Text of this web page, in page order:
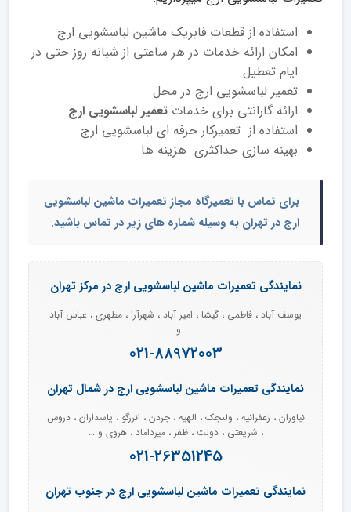
استفاده از قطعات فابریک ماشین لباسشویی ارج
امکان ارائه خدمات در هر ساعتی از شبانه روز حتی در
ایام تعطیل
تعمیر لباسشویی ارج در محل
ارائه گارانتی برای خدمات تعمیر لباسشویی ارج
استفاده از تعمیرکار حرفه ای لباسشویی ارج
بهینه ‌سازی حداکثری هزینه ها
برای تماس با تعمیرگاه مجاز تعمیرات ماشین لباسشویی
ارج در تهران به وسیله شماره های زیر در تماس باشید.
نمایندگی تعمیرات ماشین لباسشویی ارج در مرکز تهران
یوسف آباد ، فاطمی ، گیشا ، امیر آباد ، شهرآرا ، مطهری ، عباس آباد
و…
021-88972003
نمایندگی تعمیرات ماشین لباسشویی ارج در شمال تهران
نیاوران ، زعفرانیه ، ولنجک ، الهیه ، جردن ، انرزگو ، پاسداران ، دروس
، شریعتی ، دولت ، ظفر ، میرداماد ، هروی و …
021-26351245
نمایندگی تعمیرات ماشین لباسشویی ارج در جنوب تهران